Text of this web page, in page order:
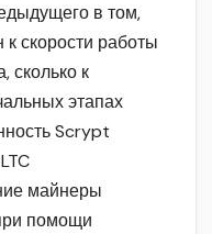
в том,
к скорости работы
сколько к
этапах
Scrypt
майнеры
помощи